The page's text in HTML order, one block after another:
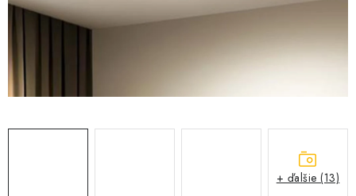
DOM A ZÁHRADA
OBCHODNÉ PODMIENKY
+ ďalšie (13)